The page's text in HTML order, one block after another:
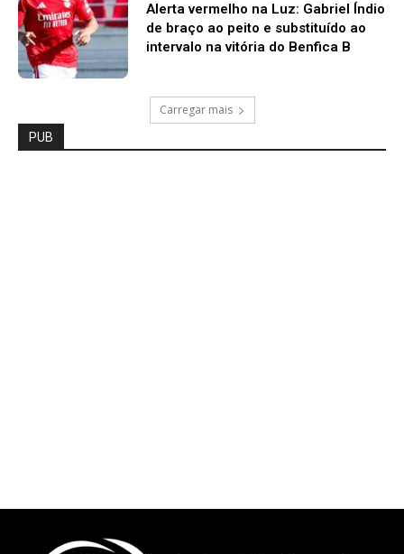
Alerta vermelho na Luz: Gabriel Índio
de braço ao peito e substituído ao
intervalo na vitória do Benfica B
Carregar mais
PUB